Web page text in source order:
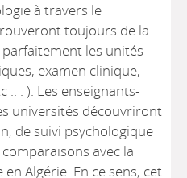
à travers le
toujours de la
les unités
examen clinique,
. ). Les enseignants-
universités découvriront
de suivi psychologique
avec la
Algérie. En ce sens, cet